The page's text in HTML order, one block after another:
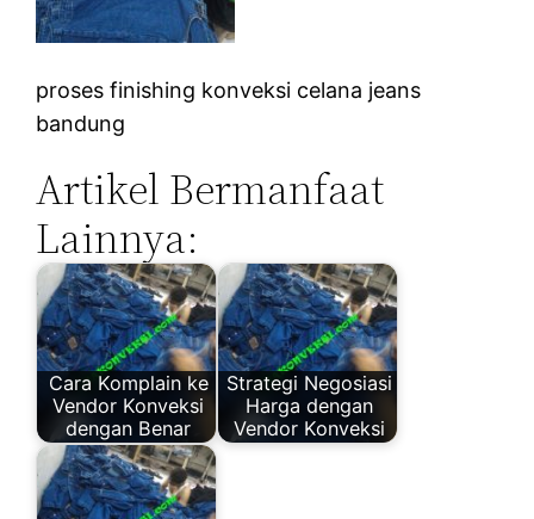
proses finishing konveksi celana jeans
bandung
Artikel Bermanfaat
Lainnya:
Cara Komplain ke
Vendor Konveksi
dengan Benar
Strategi Negosiasi
Harga dengan
Vendor Konveksi